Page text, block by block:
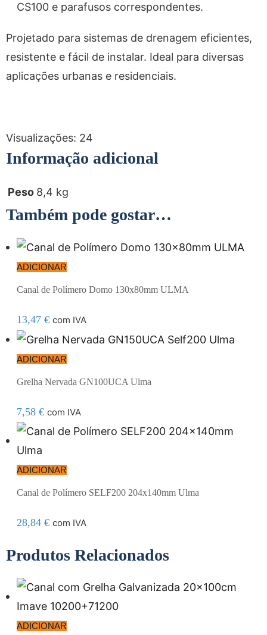
CS100 e parafusos correspondentes.
Projetado para sistemas de drenagem eficientes,
resistente e fácil de instalar. Ideal para diversas
aplicações urbanas e residenciais.
Visualizações: 24
Informação adicional
Peso 8,4 kg
Também pode gostar…
ADICIONAR
Canal de Polímero Domo 130x80mm ULMA
13,47 € com IVA
ADICIONAR
Grelha Nervada GN100UCA Ulma
7,58 € com IVA
ADICIONAR
Canal de Polímero SELF200 204x140mm Ulma
28,84 € com IVA
Produtos Relacionados
ADICIONAR